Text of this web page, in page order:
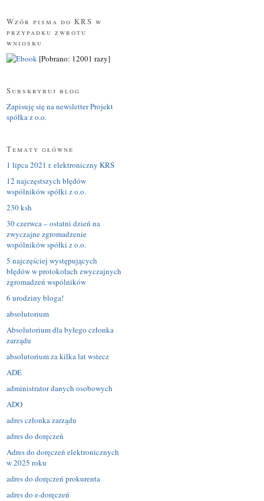
Wzór pisma do KRS w
przypadku zwrotu
wniosku
[Pobrano: 12001 razy]
Subskrybuj blog
Zapisuję się na newsletter Projekt
spółka z o.o.
Tematy główne
1 lipca 2021 r. elektroniczny KRS
12 najczęstszych błędów
wspólników spółki z o.o.
230 ksh
30 czerwca – ostatni dzień na
zwyczajne zgromadzenie
wspólników spółki z o.o.
5 najczęściej występujących
błędów w protokołach zwyczajnych
zgromadzeń wspólników
6 urodziny bloga!
absolutorium
Absolutorium dla byłego członka
zarządu
absolutorium za kilka lat wstecz
ADE
administrator danych osobowych
ADO
adres członka zarządu
adres do doręczeń
Adres do doręczeń elektronicznych
w 2025 roku
adres do doręczeń prokurenta
adres do e-doręczeń